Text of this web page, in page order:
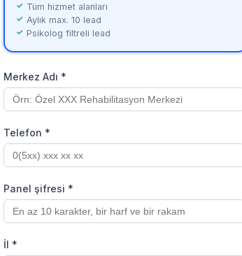
Tüm hizmet alanları
Aylık max. 10 lead
Psikolog filtreli lead
Merkez Adı *
Telefon *
Panel şifresi *
İl *